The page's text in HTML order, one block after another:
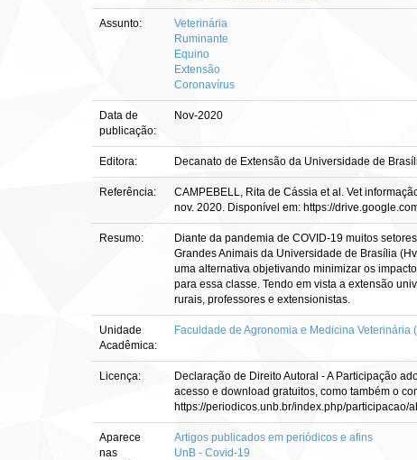
Assunto:
Veterinária
Ruminante
Equino
Extensão
Coronavírus
Data de
publicação:
Nov-2020
Editora: Decanato de Extensão da Universidade de
Referência:
CAMPEBELL, Rita de Cássia et al. Vet
nov. 2020. Disponível em: https://
Resumo:
Diante da pandemia de COVID-19 muitos
Grandes Animais da Universidade de Brasília
uma alternativa objetivando minimizar os
para essa classe. Tendo em vista a extensão
rurais, professores e extensionistas.
Unidade
Acadêmica:
Faculdade de Agronomia e Medicina Veterinária
Licença:
Declaração de Direito Autoral - A Participação
acesso e download gratuitos, como também o
https://periodicos.unb.br/index.php/participacao/
Aparece
nas
Artigos publicados em periódicos e afins
UnB - Covid-19